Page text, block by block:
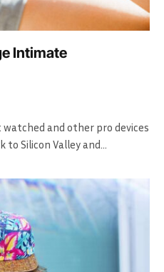
Intimate
and other pro devices
Silicon Valley and…